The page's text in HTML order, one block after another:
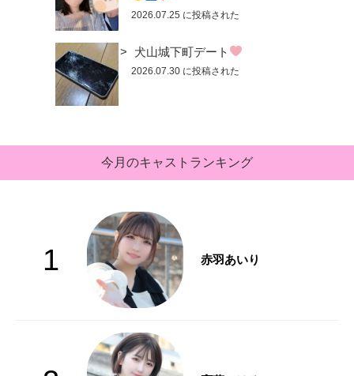
2026.07.25 に投稿された
犬山城下町デート
2026.07.30 に投稿された
今月のキャストランキング
1 赤羽あいり